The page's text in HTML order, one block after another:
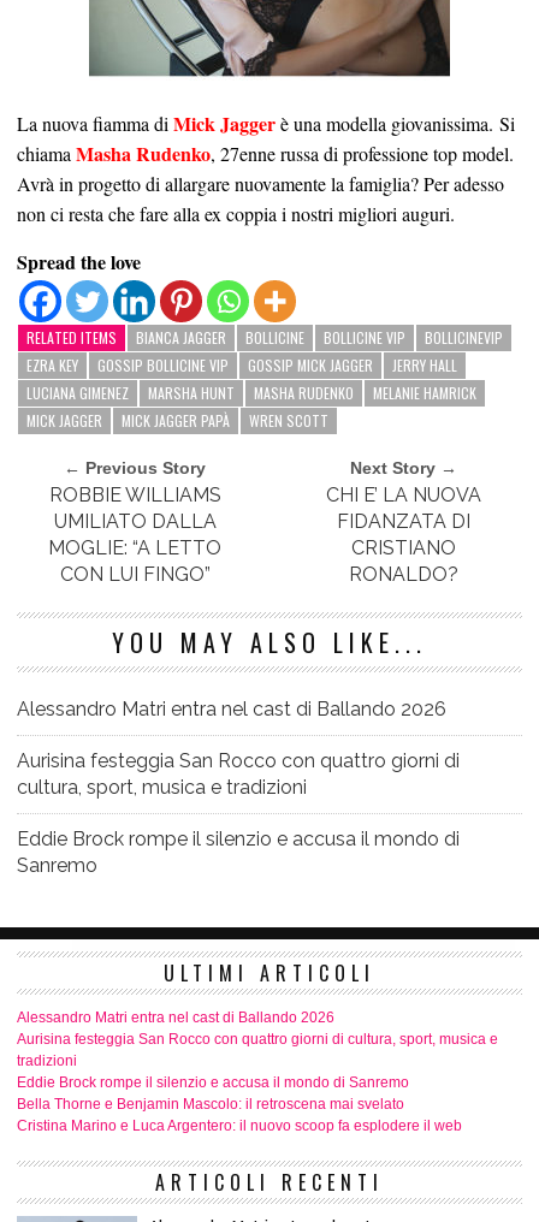
La nuova fiamma diMick Jaggerè una modella giovanissima. Si
chiamaMasha Rudenko, 27enne russa di professione top model.
Avrà in progetto di allargare nuovamente la famiglia? Per adesso
non ci resta che fare alla ex coppia i nostri migliori auguri.
Spread the love
RELATED ITEMS BIANCA JAGGER BOLLICINE BOLLICINE VIP
BOLLICINEVIP
EZRA KEY
GOSSIP BOLLICINE VIP GOSSIP MICK JAGGER
JERRY HALL
LUCIANA GIMENEZ
MARSHA HUNT MASHA RUDENKO
MELANIE HAMRICK
MICK JAGGER
MICK JAGGER PAPÀ WREN SCOTT
← Previous Story
ROBBIE WILLIAMS
UMILIATO DALLA
MOGLIE: “A LETTO
CON LUI FINGO”
Next Story →
CHI E’ LA NUOVA
FIDANZATA DI
CRISTIANO
RONALDO?
YOU MAY ALSO LIKE...
Alessandro Matri entra nel cast di Ballando 2026
Aurisina festeggia San Rocco con quattro giorni di
cultura, sport, musica e tradizioni
Eddie Brock rompe il silenzio e accusa il mondo di
Sanremo
ULTIMI ARTICOLI
Alessandro Matri entra nel cast di Ballando 2026
Aurisina festeggia San Rocco con quattro giorni di cultura, sport, musica e
tradizioni
Eddie Brock rompe il silenzio e accusa il mondo di Sanremo
Bella Thorne e Benjamin Mascolo: il retroscena mai svelato
Cristina Marino e Luca Argentero: il nuovo scoop fa esplodere il web
ARTICOLI RECENTI